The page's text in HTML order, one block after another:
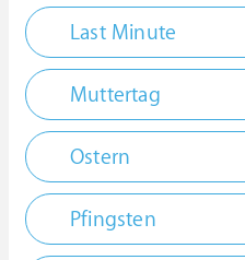
Last Minute
Muttertag
Ostern
Pfingsten